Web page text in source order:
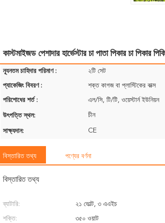
কাস্টমাইজড পেশাদার হার্ভেস্টার চা পাতা পিকার চা পিকার
ন্যূনতম চাহিদার পরিমাণ : ২টি সেট
প্যাকেজিং বিবরণ : শক্ত কাগজ বা প্লাস্টিকের বাক্স
পরিশোধের শর্ত : এল/সি, টি/টি, ওয়েস্টার্ন ইউনিয়ন
উৎপত্তি স্থল: চীন
সাক্ষ্যদান: CE
বিস্তারিত তথ্য পণ্যের বর্ণনা
বিস্তারিত তথ্য
ব্যাটারি: ২১ ভোল্ট, ৩ এএইচ
শক্তি: ৩৫০ ওয়াট